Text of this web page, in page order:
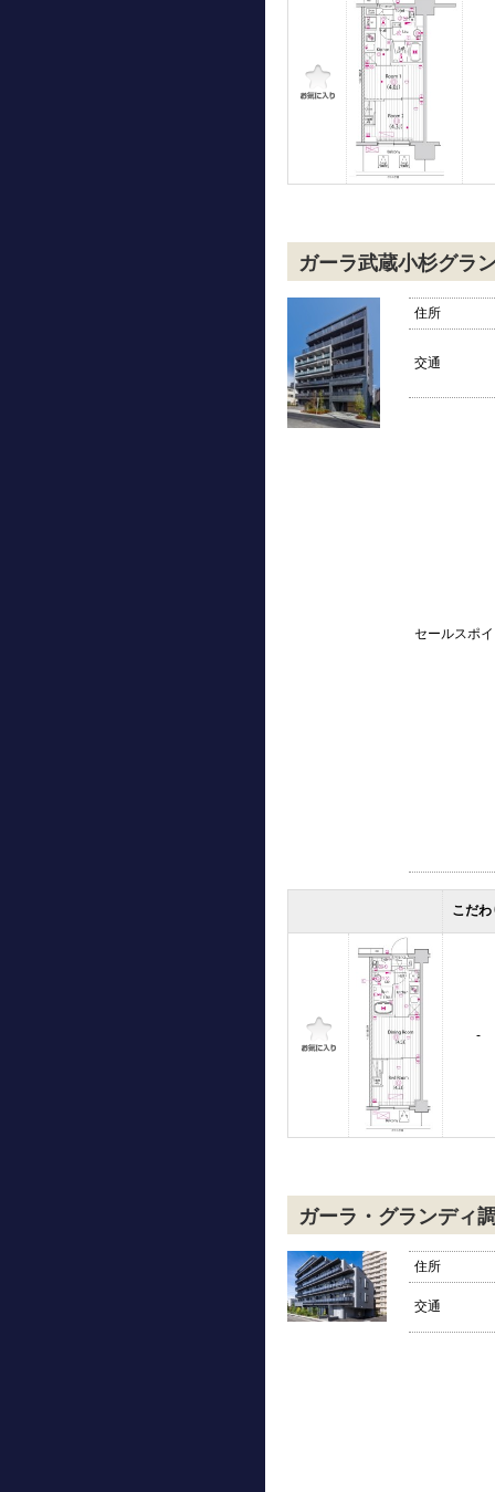
ガーラ武蔵小杉グラ
住所
交通
セールスポ
こだわ
-
ガーラ・グランディ
住所
交通